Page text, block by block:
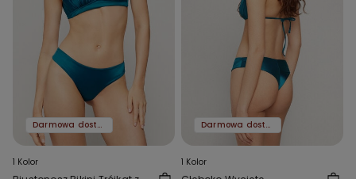
Darmowa dostawa
1 Kolor
Darmowa dostawa
1 Kolor